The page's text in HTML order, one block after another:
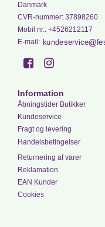
Danmark
CVR-nummer: 37898260
Mobil nr.: +4526212117
E-mail :
Information
Åbningstider Butikker
Kundeservice
Fragt og levering
Handelsbetingelser
Returnering af varer
Reklamation
EAN Kunder
Cookies